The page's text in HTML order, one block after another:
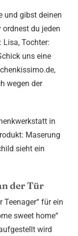
und gibst deinen
du jeden
Lisa, Tochter:
uns eine
wegen der
in
Maserung
sieht ein
der Tür
Teenager“ für ein
sweet home“
wird